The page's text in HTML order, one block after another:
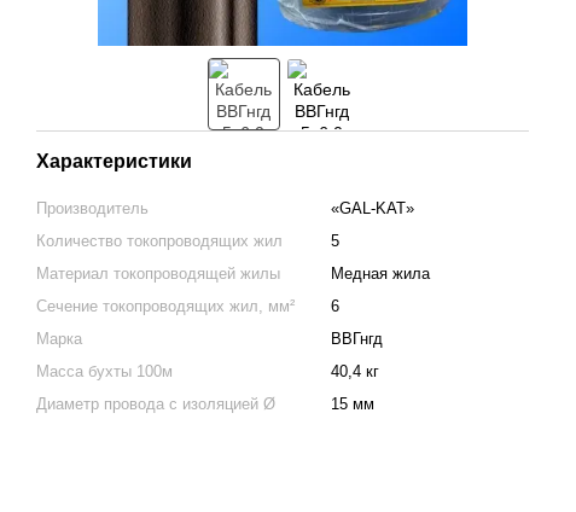
Характеристики
Производитель
«GAL-KAT»
Количество токопроводящих жил
5
Материал токопроводящей жилы
Медная жила
Сечение токопроводящих жил, мм²
6
Марка
ВВГнгд
Масса бухты 100м
40,4 кг
Диаметр провода с изоляцией Ø
15 мм